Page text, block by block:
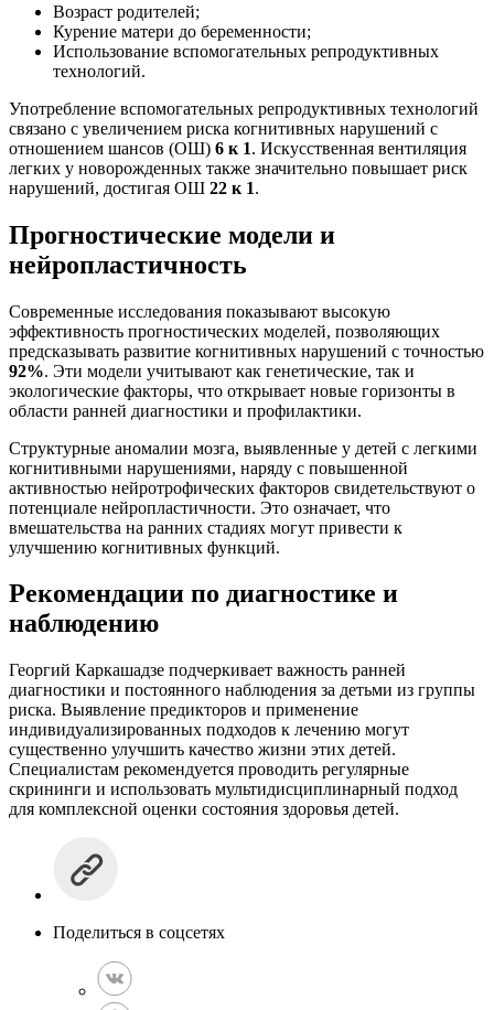
Возраст родителей;
Курение матери до беременности;
Использование вспомогательных репродуктивных
технологий.
Употребление вспомогательных репродуктивных технологий
связано с увеличением риска когнитивных нарушений с
отношением шансов (ОШ) 6 к 1. Искусственная вентиляция
легких у новорожденных также значительно повышает риск
нарушений, достигая ОШ 22 к 1.
Прогностические модели и
нейропластичность
Современные исследования показывают высокую
эффективность прогностических моделей, позволяющих
предсказывать развитие когнитивных нарушений с точностью
92%. Эти модели учитывают как генетические, так и
экологические факторы, что открывает новые горизонты в
области ранней диагностики и профилактики.
Структурные аномалии мозга, выявленные у детей с легкими
когнитивными нарушениями, наряду с повышенной
активностью нейротрофических факторов свидетельствуют о
потенциале нейропластичности. Это означает, что
вмешательства на ранних стадиях могут привести к
улучшению когнитивных функций.
Рекомендации по диагностике и
наблюдению
Георгий Каркашадзе подчеркивает важность ранней
диагностики и постоянного наблюдения за детьми из группы
риска. Выявление предикторов и применение
индивидуализированных подходов к лечению могут
существенно улучшить качество жизни этих детей.
Специалистам рекомендуется проводить регулярные
скрининги и использовать мультидисциплинарный подход
для комплексной оценки состояния здоровья детей.
Поделиться в соцсетях